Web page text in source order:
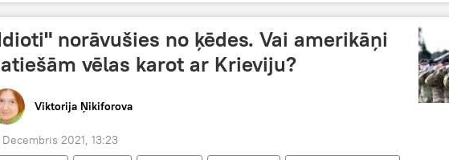
norāvušies no ķēdes. Vai amerikāņi
vēlas karot ar Krieviju?
Viktorija Ņikiforova
Decembris 2021, 13:23